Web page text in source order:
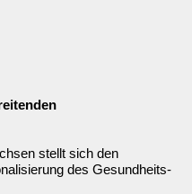
stellt sich den
des Gesundheits-